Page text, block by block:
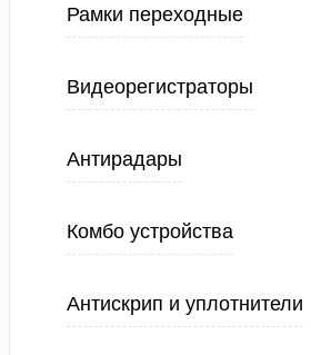
Рамки переходные
Видеорегистраторы
Антирадары
Комбо устройства
Антискрип и уплотнители